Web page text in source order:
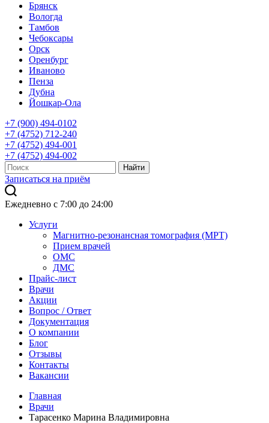
Брянск
Вологда
Тамбов
Чебоксары
Орск
Оренбург
Иваново
Пенза
Дубна
Йошкар-Ола
+7 (900) 494-0102
+7 (4752) 712-240
+7 (4752) 494-001
+7 (4752) 494-002
Записаться на приём
Ежедневно с 7:00 до 24:00
Услуги
Магнитно-резонансная томография (МРТ)
Прием врачей
ОМС
ДМС
Прайс-лист
Врачи
Акции
Вопрос / Ответ
Документация
О компании
Блог
Отзывы
Контакты
Вакансии
Главная
Врачи
Тарасенко Марина Владимировна